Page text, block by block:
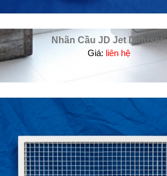
Nhãn Cầu JD Jet Diffuser:
Giá: liên hệ